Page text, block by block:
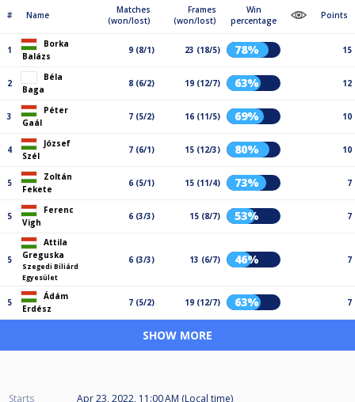
# Name
Matches
(won/lost)
Frames
(won/lost)
Win
percentage
Points
1
Borka
Balázs
9 (8/1) 23 (18/5) 78% 15
2
Béla
Baga
8 (6/2) 19 (12/7) 63% 12
3
Péter
Gaál
7 (5/2) 16 (11/5) 69% 10
4
József
Szél
7 (6/1) 15 (12/3) 80% 10
5
Zoltán
Fekete
6 (5/1) 15 (11/4) 73% 7
5
Ferenc
Vigh
6 (3/3) 15 (8/7) 53% 7
5
Attila
Greguska
Szegedi Biliárd
Egyesület
6 (3/3) 13 (6/7) 46% 7
5
Ádám
Erdész
7 (5/2) 19 (12/7) 63% 7
SHOW MORE
Starts
Apr 23, 2022, 11:00 AM (Local time)